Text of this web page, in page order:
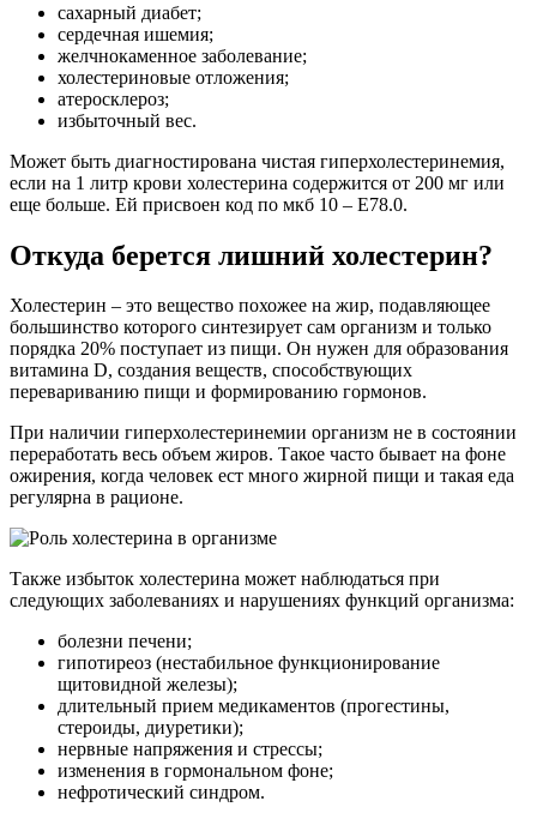
сахарный диабет;
сердечная ишемия;
желчнокаменное заболевание;
холестериновые отложения;
атеросклероз;
избыточный вес.
Может быть диагностирована чистая гиперхолестеринемия,
если на 1 литр крови холестерина содержится от 200 мг или
еще больше. Ей присвоен код по мкб 10 – Е78.0.
Откуда берется лишний холестерин?
Холестерин – это вещество похожее на жир, подавляющее
большинство которого синтезирует сам организм и только
порядка 20% поступает из пищи. Он нужен для образования
витамина D, создания веществ, способствующих
перевариванию пищи и формированию гормонов.
При наличии гиперхолестеринемии организм не в состоянии
переработать весь объем жиров. Такое часто бывает на фоне
ожирения, когда человек ест много жирной пищи и такая еда
регулярна в рационе.
Также избыток холестерина может наблюдаться при
следующих заболеваниях и нарушениях функций организма:
болезни печени;
гипотиреоз (нестабильное функционирование
щитовидной железы);
длительный прием медикаментов (прогестины,
стероиды, диуретики);
нервные напряжения и стрессы;
изменения в гормональном фоне;
нефротический синдром.